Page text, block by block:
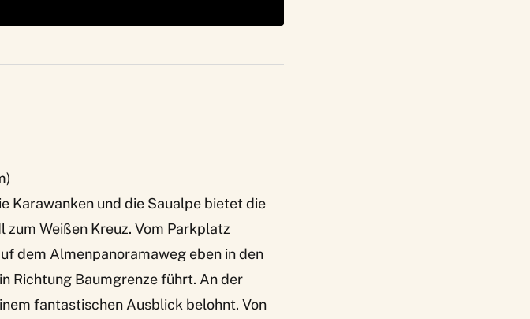
Karawanken und die Saualpe bietet die
Weißen Kreuz. Vom Parkplatz
dem Almenpanoramaweg eben in den
Richtung Baumgrenze führt. An der
fantastischen Ausblick belohnt. Von